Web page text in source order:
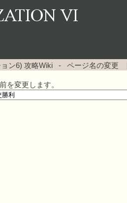
ン6) 攻略Wiki - ページ名の変更 |
を変更します。